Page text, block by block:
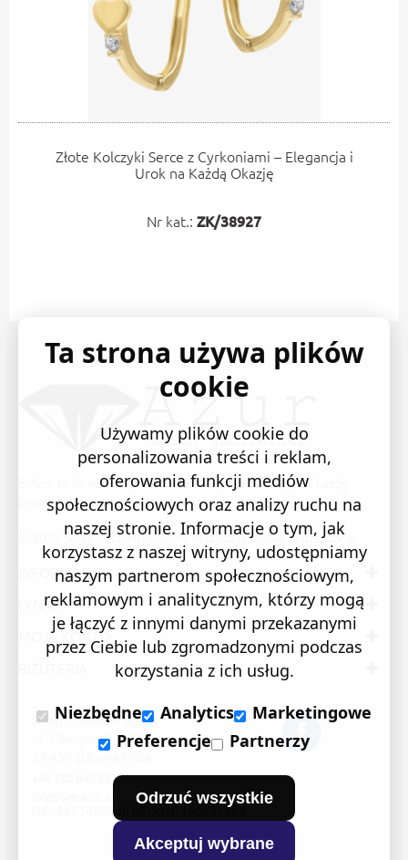
Złote Kolczyki Serce z Cyrkoniami – Elegancja i
Urok na Każdą Okazję
Nr kat.: ZK/38927
E-Azur to świetne i sprawdzone miejsce na zakupy. W każdy
produkt wkładamy swoją pasję i serce.
© 2023 Sklep Jubilerski AZUR. Wszystkie prawa zastrzeżone
INFORMACJE
O NAS
MOJE KONTO
Sklep Jubilerski "AZUR"
ul. 1 Sierpnia 24/105
37-450 Stalowa Wola
+48 730 840 357
NIP: 8651420440 REGON: 180831684
Ta strona używa plików
cookie
Używamy plików cookie do
personalizowania treści i reklam,
oferowania funkcji mediów
społecznościowych oraz analizy ruchu na
naszej stronie. Informacje o tym, jak
korzystasz z naszej witryny, udostępniamy
naszym partnerom społecznościowym,
reklamowym i analitycznym, którzy mogą
je łączyć z innymi danymi przekazanymi
przez Ciebie lub zgromadzonymi podczas
korzystania z ich usług.
Niezbędne
Analytics
Marketingowe
Preferencje
Partnerzy
Odrzuć wszystkie
Akceptuj wybrane